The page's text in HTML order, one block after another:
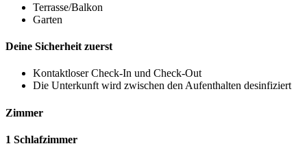
Terrasse/Balkon
Garten
Deine Sicherheit zuerst
Kontaktloser Check-In und Check-Out
Die Unterkunft wird zwischen den Aufenthalten desinfiziert
Zimmer
1 Schlafzimmer